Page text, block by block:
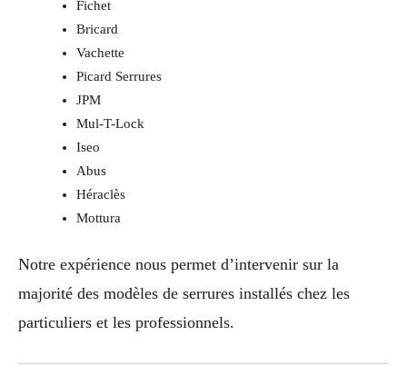
Fichet
Bricard
Vachette
Picard Serrures
JPM
Mul-T-Lock
Iseo
Abus
Héraclès
Mottura
Notre expérience nous permet d’intervenir sur la
majorité des modèles de serrures installés chez les
particuliers et les professionnels.